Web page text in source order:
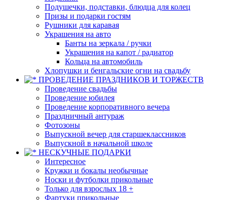
Подушечки, подставки, блюдца для колец
Призы и подарки гостям
Рушники для каравая
Украшения на авто
Банты на зеркала / ручки
Украшения на капот / радиатор
Кольца на автомобиль
Хлопушки и бенгальские огни на свадьбу
ПРОВЕДЕНИЕ ПРАЗДНИКОВ И ТОРЖЕСТВ
Проведение свадьбы
Проведение юбилея
Проведение корпоративного вечера
Праздничный антураж
Фотозоны
Выпускной вечер для старшеклассников
Выпускной в начальной школе
НЕСКУЧНЫЕ ПОДАРКИ
Интересное
Кружки и бокалы необычные
Носки и футболки прикольные
Только для взрослых 18 +
Фартуки прикольные